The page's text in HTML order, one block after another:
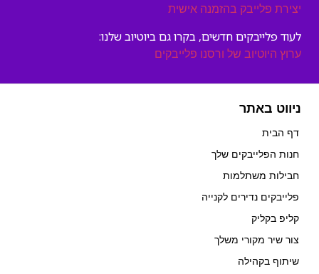
יצירת פלייבק בהזמנה אישית
לעוד פלייבקים חדשים, בקרו גם ביוטיוב שלנו:
ערוץ היוטיוב של ורסנו פלייבקים
ניווט באתר
דף הבית
חנות הפלייבקים שלך
חבילות משתלמות
פלייבקים נדירים לקנייה
קליפ בקליק
צור שיר מקורי משלך
שיתוף בקהילה